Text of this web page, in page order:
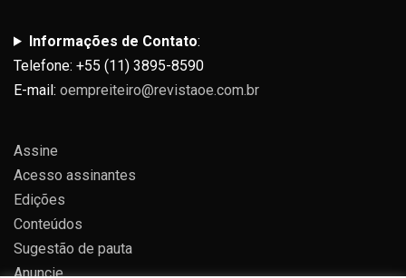
Informações de Contato:
Telefone: +55 (11) 3895-8590
E-mail: oempreiteiro@revistaoe.com.br
Assine
Acesso assinantes
Edições
Conteúdos
Sugestão de pauta
Anuncie